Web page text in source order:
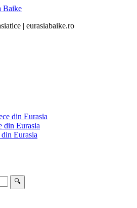
| eurasiabaike.ro
din Eurasia
din Eurasia
Eurasia
🔍